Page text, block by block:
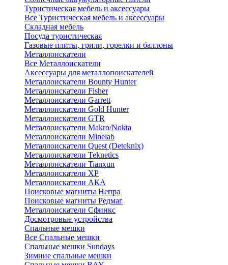
Туристическая мебель и аксессуары
Все Туристическая мебель и аксессуары
Складная мебель
Посуда туристическая
Газовые плиты, грили, горелки и баллоны
Металлоискатели
Все Металлоискатели
Аксессуары для металлопоискателей
Металлоискатели Bounty Hunter
Металлоискатели Fisher
Металлоискатели Garrett
Металлоискатели Gold Hunter
Металлоискатели GTR
Металлоискатели Makro/Nokta
Металлоискатели Minelab
Металлоискатели Quest (Deteknix)
Металлоискатели Teknetics
Металлоискатели Tianxun
Металлоискатели XP
Металлоискатели АКА
Поисковые магниты Непра
Поисковые магниты Редмаг
Металлоискатели Сфинкс
Досмотровые устройства
Спальные мешки
Все Спальные мешки
Спальные мешки Sundays
Зимние спальные мешки